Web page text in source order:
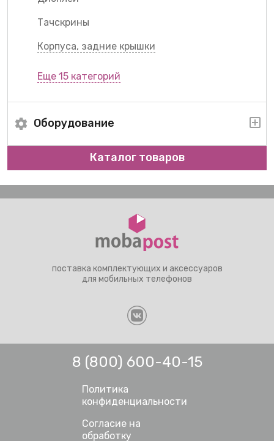
Тачскрины
Корпуса, задние крышки
Еще 15 категорий
Оборудование
Каталог товаров
поставка комплектующих и аксессуаров
для мобильных телефонов
8 (800) 600-40-15
Политика
конфиденциальности
Согласие на
обработку